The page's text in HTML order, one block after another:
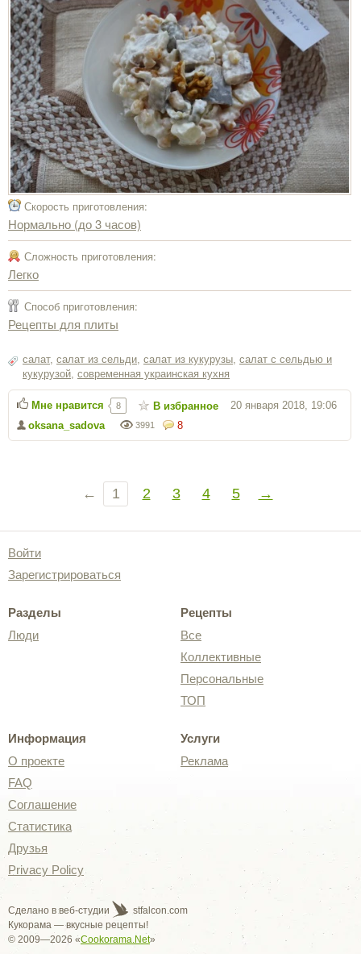
Скорость приготовления:
Нормально (до 3 часов)
Сложность приготовления:
Легко
Способ приготовления:
Рецепты для плиты
салат, салат из сельди салат из кукурузы салат с сельдью и
кукурузой современная украинская кухня
8
3991
oksana_sadova
20 января 2018, 19:06
Мне нравится 8 В избранное
← 1 2 3 4 5 →
Войти
Зарегистрироваться
Разделы
Люди
Рецепты
Все
Коллективные
Персональные
ТОП
Информация
О проекте
FAQ
Соглашение
Статистика
Друзья
Privacy Policy
Услуги
Реклама
Сделано в веб-студии
stfalcon.com
Кукорама — вкусные рецепты!
© 2009—2026 «Cookorama.Net»